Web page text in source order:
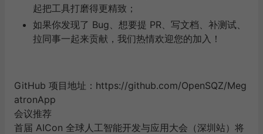
起把工具打磨得更精致；
如果你发现了 Bug、想要提 PR、写文档、补测试、
拉同事一起来贡献，我们热情欢迎您的加入！
GitHub 项目地址： https://github.com/OpenSQZ/Meg
atronApp
会议推荐
首届 AICon 全球人工智能开发与应用大会（深圳站）将